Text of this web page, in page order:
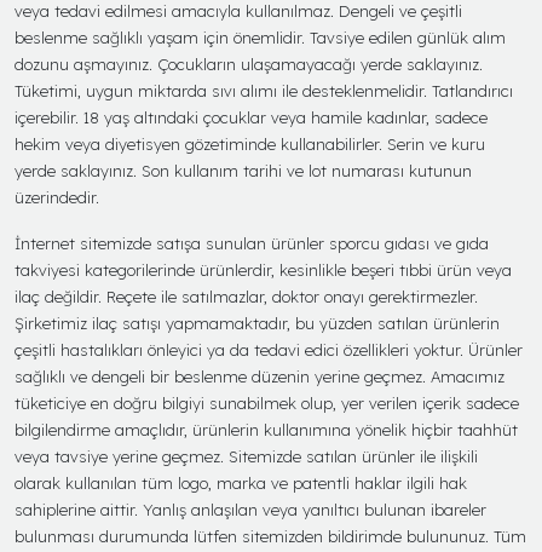
veya tedavi edilmesi amacıyla kullanılmaz. Dengeli ve çeşitli
beslenme sağlıklı yaşam için önemlidir. Tavsiye edilen günlük alım
dozunu aşmayınız. Çocukların ulaşamayacağı yerde saklayınız.
Tüketimi, uygun miktarda sıvı alımı ile desteklenmelidir. Tatlandırıcı
içerebilir. 18 yaş altındaki çocuklar veya hamile kadınlar, sadece
hekim veya diyetisyen gözetiminde kullanabilirler. Serin ve kuru
yerde saklayınız. Son kullanım tarihi ve lot numarası kutunun
üzerindedir.
İnternet sitemizde satışa sunulan ürünler sporcu gıdası ve gıda
takviyesi kategorilerinde ürünlerdir, kesinlikle beşeri tıbbi ürün veya
ilaç değildir. Reçete ile satılmazlar, doktor onayı gerektirmezler.
Şirketimiz ilaç satışı yapmamaktadır, bu yüzden satılan ürünlerin
çeşitli hastalıkları önleyici ya da tedavi edici özellikleri yoktur. Ürünler
sağlıklı ve dengeli bir beslenme düzenin yerine geçmez. Amacımız
tüketiciye en doğru bilgiyi sunabilmek olup, yer verilen içerik sadece
bilgilendirme amaçlıdır, ürünlerin kullanımına yönelik hiçbir taahhüt
veya tavsiye yerine geçmez. Sitemizde satılan ürünler ile ilişkili
olarak kullanılan tüm logo, marka ve patentli haklar ilgili hak
sahiplerine aittir. Yanlış anlaşılan veya yanıltıcı bulunan ibareler
bulunması durumunda lütfen sitemizden bildirimde bulununuz. Tüm